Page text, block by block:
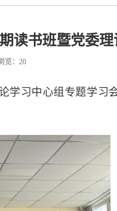
读书班暨党委
： 20
习中心组专题学习